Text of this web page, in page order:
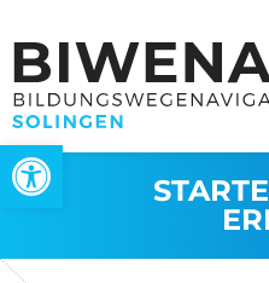
Werkzeugleiste öffnen